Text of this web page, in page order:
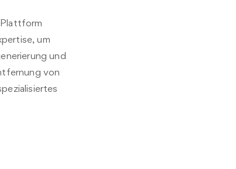
Plattform
um
und
von